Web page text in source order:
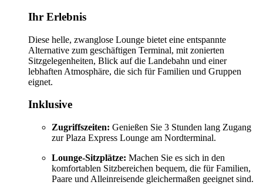
Ihr Erlebnis
Diese helle, zwanglose Lounge bietet eine entspannte
Alternative zum geschäftigen Terminal, mit zonierten
Sitzgelegenheiten, Blick auf die Landebahn und einer
lebhaften Atmosphäre, die sich für Familien und Gruppen
eignet.
Inklusive
Zugriffszeiten: Genießen Sie 3 Stunden lang Zugang
zur Plaza Express Lounge am Nordterminal.
Lounge-Sitzplätze: Machen Sie es sich in den
komfortablen Sitzbereichen bequem, die für Familien,
Paare und Alleinreisende gleichermaßen geeignet sind.